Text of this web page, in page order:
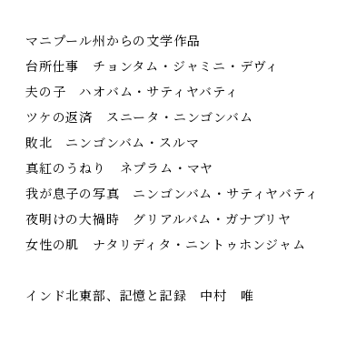
マニプール州からの文学作品
台所仕事 チョンタム・ジャミニ・デヴィ
夫の子 ハオバム・サティヤバティ
ツケの返済 スニータ・ニンゴンバム
敗北 ニンゴンバム・スルマ
真紅のうねり ネプラム・マヤ
我が息子の写真 ニンゴンバム・サティヤバティ
夜明けの大禍時 グリアルバム・ガナブリヤ
女性の肌 ナタリディタ・ニントゥホンジャム
インド北東部、記憶と記録 中村 唯